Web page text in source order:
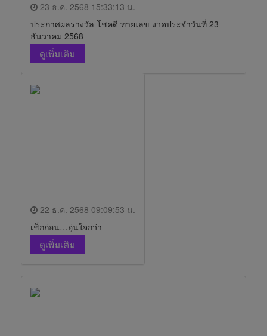
23 ธ.ค. 2568 15:33:13 น.
ประกาศผลรางวัล โชคดี ทายเลข งวดประจำวันที่ 23
ธันวาคม 2568
ดูเพิ่มเติม
22 ธ.ค. 2568 09:09:53 น.
เช็กก่อน…อุ่นใจกว่า
ดูเพิ่มเติม